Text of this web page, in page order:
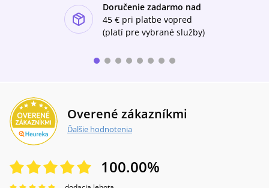
Doručenie zadarmo nad
45 € pri platbe vopred
(platí pre vybrané služby)
Overené zákazníkmi
Ďalšie hodnotenia
100.00%